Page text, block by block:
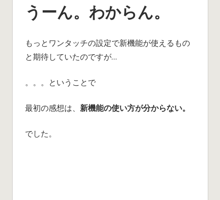
うーん。わからん。
もっとワンタッチの設定で新機能が使えるもの
と期待していたのですが…
。。。ということで
最初の感想は、 新機能の使い方が分からない。
でした。